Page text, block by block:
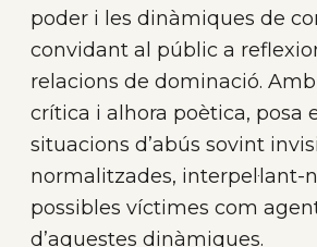
poder i les dinàmiques de
convidant al públic a
relacions de dominació.
crítica i alhora poètica, posa
situacions d’abús sovint
normalitzades, interpel·lant-
possibles víctimes com
d’aquestes dinàmiques.